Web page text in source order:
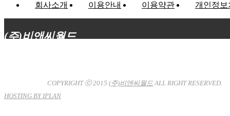
회사소개 이용안내 이용약관 개인정보
(주)비앤씨월드
COPYRIGHT ⓒ 2015 (주)비앤씨월드ALL RIGHT RESERVED.
HOSTING BY IPLAN